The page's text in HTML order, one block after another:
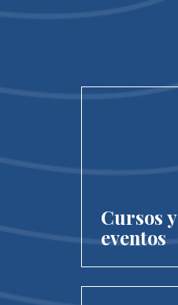
Cursos y
eventos